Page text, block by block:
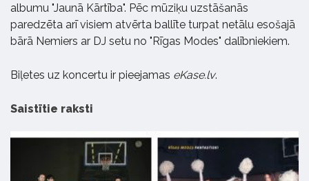
albumu "Jaunā Kārtība". Pēc mūziķu uzstāšanās
paredzēta arī visiem atvērta ballīte turpat netālu esošajā
bārā Nemiers ar DJ setu no "Rīgas Modes" dalībniekiem.
Biļetes uz koncertu ir pieejamas eKase.lv.
Saistītie raksti